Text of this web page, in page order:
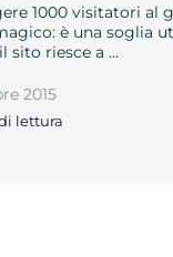
1000 visitatori al
è una soglia
sito riesce a …
2015
lettura